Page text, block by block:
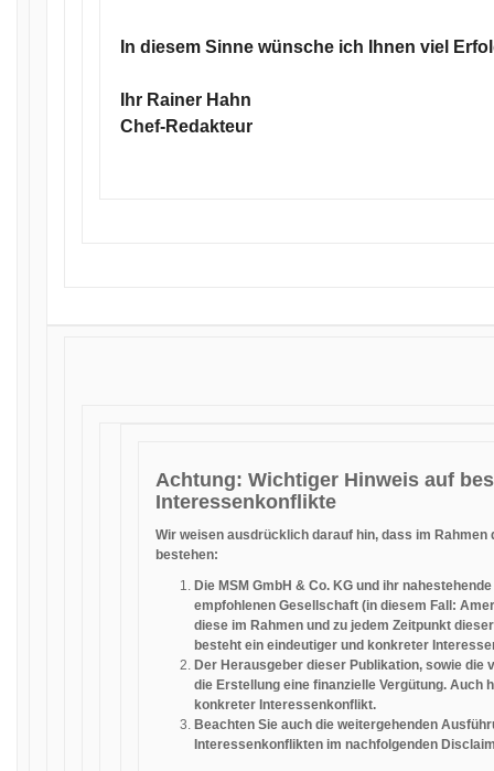
In diesem Sinne wünsche ich Ihnen viel
Ihr Rainer Hahn
Chef-Redakteur
Achtung: Wichtiger Hinweis auf
Interessenkonflikte
Wir weisen ausdrücklich darauf hin, dass im
bestehen:
Die MSM GmbH & Co. KG und ihr
empfohlenen Gesellschaft (in diesem Fall:
diese im Rahmen und zu jedem Zeitpunkt
besteht ein eindeutiger und konkreter
Der Herausgeber dieser Publikation, sowie
die Erstellung eine finanzielle Vergütung. Auch
konkreter Interessenkonflikt.
Beachten Sie auch die weitergehenden
Interessenkonflikten im nachfolgenden